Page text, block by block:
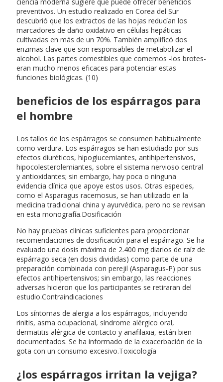
preventivos. Un estudio realizado en Corea del Sur
descubrió que los extractos de las hojas reducían los
marcadores de daño oxidativo en células hepáticas
cultivadas en más de un 70%. También amplificó dos
enzimas clave que son responsables de metabolizar el
alcohol. Las partes comestibles que comemos -los brotes-
eran mucho menos eficaces para potenciar estas
funciones biológicas. (10)
beneficios de los espárragos para
el hombre
Los tallos de los espárragos se consumen habitualmente
como verdura. Los espárragos se han estudiado por sus
efectos diuréticos, hipoglucemiantes, antihipertensivos,
hipocolesterolemiantes, sobre el sistema nervioso central
y antioxidantes; sin embargo, hay poca o ninguna
evidencia clínica que apoye estos usos. Otras especies,
como el Asparagus racemosus, se han utilizado en la
medicina tradicional china y ayurvédica, pero no se revisan
en esta monografía.Dosificación
No hay pruebas clínicas suficientes para proporcionar
recomendaciones de dosificación para el espárrago. Se ha
evaluado una dosis máxima de 2.400 mg diarios de raíz de
espárrago seca (en dosis divididas) como parte de una
preparación combinada con perejil (Asparagus-P) por sus
efectos antihipertensivos; sin embargo, las reacciones
adversas hicieron que los participantes se retiraran del
estudio.Contraindicaciones
Los síntomas de alergia a los espárragos, incluyendo
rinitis, asma ocupacional, síndrome alérgico oral,
dermatitis alérgica de contacto y anafilaxia, están bien
documentados. Se ha informado de la exacerbación de la
gota con un consumo excesivo.Toxicología
¿los espárragos irritan la vejiga?